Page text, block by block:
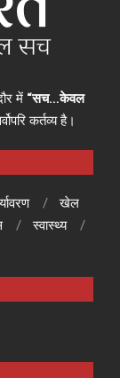
में “सच…केवल
कर्तव्य है।
खेल
स्वास्थ्य